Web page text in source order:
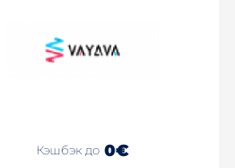
Кэшбэк до 0€